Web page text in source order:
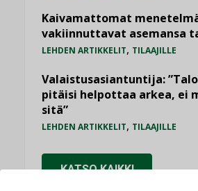
Kaivamattomat
vakiinnuttavat asemansa
LEHDEN ARTIKKELIT, TILAAJILLE
Valaistusasiantuntija:
pitäisi helpottaa arkea, ei
sitä”
LEHDEN ARTIKKELIT, TILAAJILLE
KATSO KAIKKI